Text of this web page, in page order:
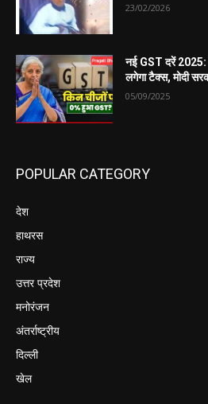
23/02/2026
नई GST दरें 2025:
लगेगा टैक्स, मोदी
05/09/2025
POPULAR CATEGORY
देश
हाथरस
राज्य
उत्तर प्रदेश
मनोरंजन
अंतर्राष्ट्रीय
दिल्ली
खेल